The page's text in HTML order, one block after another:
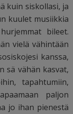
kuin siskollasi, ja
kuulet musiikkia
bileet.
vielä vähintään
kanssa,
sä vähän kasvat,
tapahtumiin,
paljon
jo ihan pienestä